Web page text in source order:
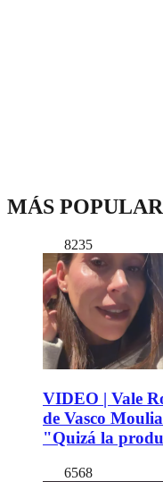
MÁS
8235
VIDEO | Vale
de Vasco
"Quizá la
6568